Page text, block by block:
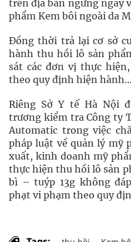
trên địa bàn ngừng ngay
phẩm Kem bôi ngoài da
Đồng thời trả lại cơ sở
hành thu hồi lô sản
sát các đơn vị thực
theo quy định hiện hành…
Riêng Sở Y tế Hà Nội
trương kiểm tra Công ty
Automatic trong việc
pháp luật về quản lý mỹ
xuất, kinh doanh mỹ
thực hiện thu hồi lô sản
bì – tuýp 13g không
phạt vi phạm theo quy